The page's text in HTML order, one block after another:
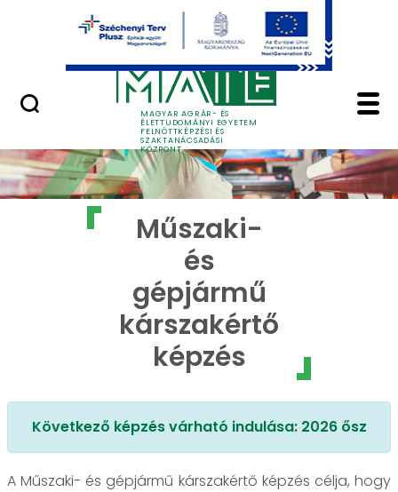
Ugrás a fő tartalomhoz
MAGYAR AGRÁR- ÉS
ÉLETTUDOMÁNYI EGYETEM
FELNŐTTKÉPZÉSI ÉS
SZAKTANÁCSADÁSI
KÖZPONT
Műszaki- és
Műszaki-
és
gépjármű
kárszakértő
képzés
Következő képzés várható indulása: 2026 ősz
A Műszaki- és gépjármű kárszakértő képzés célja, hogy